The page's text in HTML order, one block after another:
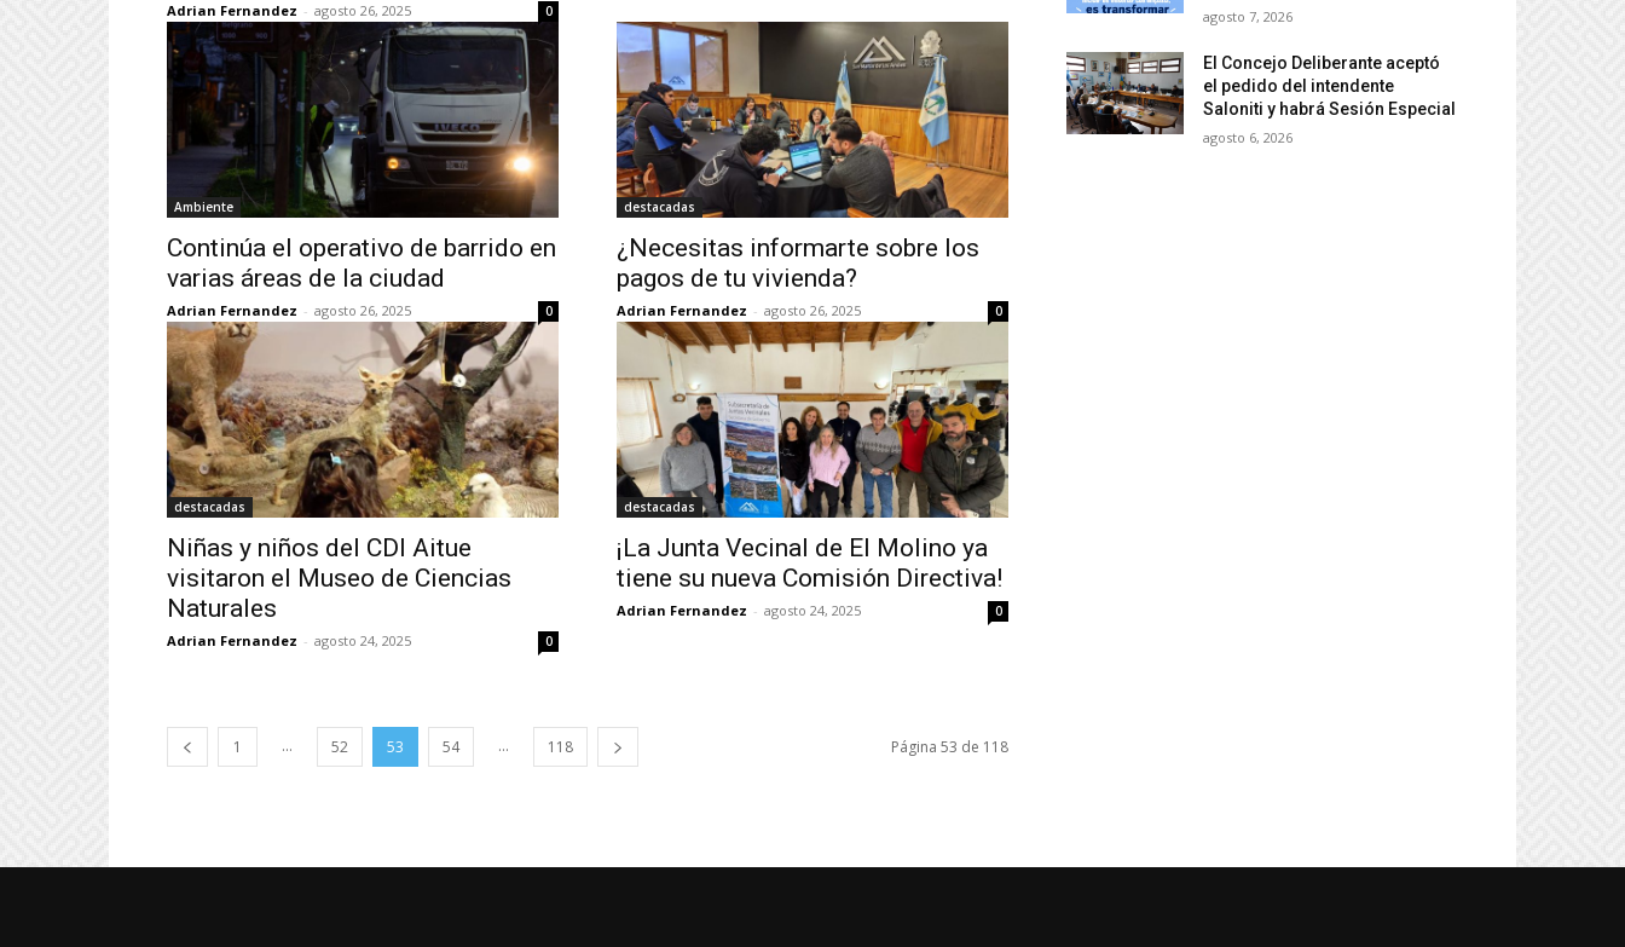
Adrian Fernandez - agosto 26, 2025 0
Ambiente
Continúa el operativo de barrido en
varias áreas de la ciudad
Adrian Fernandez - agosto 26, 2025 0
destacadas
¿Necesitas informarte sobre los
pagos de tu vivienda?
Adrian Fernandez - agosto 26, 2025 0
destacadas
Niñas y niños del CDI Aitue
visitaron el Museo de Ciencias
Naturales
Adrian Fernandez - agosto 24, 2025 0
destacadas
¡La Junta Vecinal de El Molino ya
tiene su nueva Comisión Directiva!
Adrian Fernandez - agosto 24, 2025 0
1 ... 52 53 54 ... 118 Página 53 de 118
agosto 7, 2026
El Concejo Deliberante aceptó
el pedido del intendente
Saloniti y habrá Sesión Especial
agosto 6, 2026